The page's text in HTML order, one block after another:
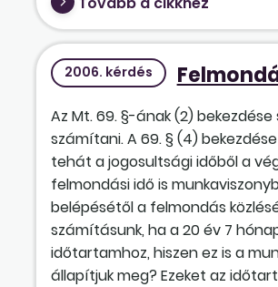
2006. kérdés
Az Mt. 69. §-ának (2)
számítani. A 69. § (4)
tehát a jogosultsági időből a
felmondási idő is
belépésétől a felmondás
számításunk, ha a 20 év 7
időtartamhoz, hiszen ez is a
állapítjuk meg? Ezeket az